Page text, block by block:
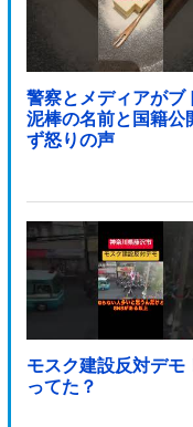
警察とメディアがブ
泥棒の名前と国籍公
ず怒りの声
モスク建設反対デモ
ってた？